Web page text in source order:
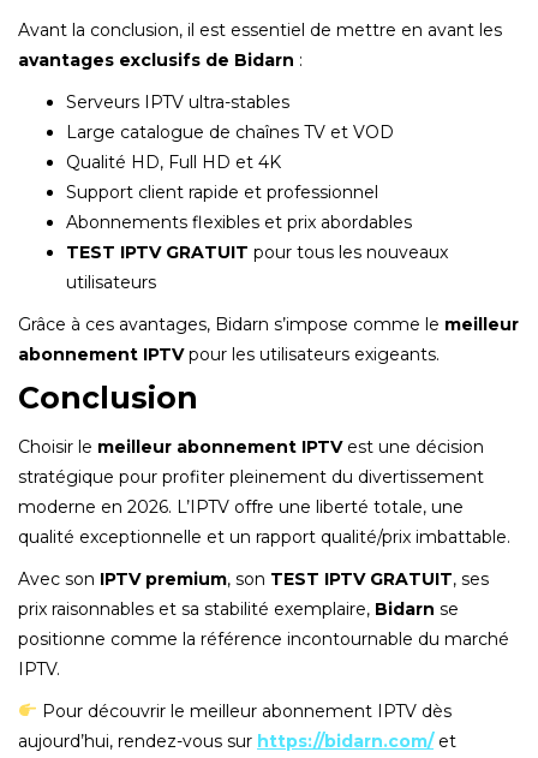
Avant la conclusion, il est essentiel de mettre en avant les
avantages exclusifs de Bidarn :
Serveurs IPTV ultra-stables
Large catalogue de chaînes TV et VOD
Qualité HD, Full HD et 4K
Support client rapide et professionnel
Abonnements flexibles et prix abordables
TEST IPTV GRATUIT pour tous les nouveaux
utilisateurs
Grâce à ces avantages, Bidarn s’impose comme le meilleur
abonnement IPTVpour les utilisateurs exigeants.
Conclusion
Choisir le meilleur abonnement IPTVest une décision
stratégique pour profiter pleinement du divertissement
moderne en 2026. L’IPTV offre une liberté totale, une
qualité exceptionnelle et un rapport qualité/prix imbattable.
Avec son IPTV premium, son TEST IPTV GRATUIT, ses
prix raisonnables et sa stabilité exemplaire, Bidarn se
positionne comme la référence incontournable du marché
IPTV.
Pour découvrir le meilleur abonnement IPTV dès
aujourd’hui, rendez-vous sur https://bidarn.com/ et